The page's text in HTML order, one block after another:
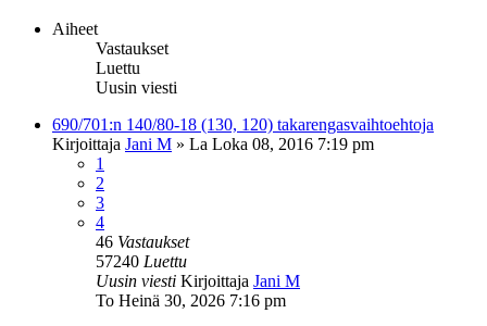
Aiheet
Vastaukset
Luettu
Uusin viesti
690/701:n 140/80-18 (130, 120) takarengasvaihtoehtoja
Kirjoittaja Jani M » La Loka 08, 2016 7:19 pm
1
2
3
4
46 Vastaukset
57240 Luettu
Uusin viesti Kirjoittaja Jani M
To Heinä 30, 2026 7:16 pm